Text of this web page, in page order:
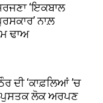
‘ਇਕਬਾਲ
ਨਾਲ਼
ਢਾਅ
ਦੀ ‘ਕਾਫ਼ਲਿਆਂ ’ਚ
ਪੁਸਤਕ ਲੋਕ ਅਰਪਣ